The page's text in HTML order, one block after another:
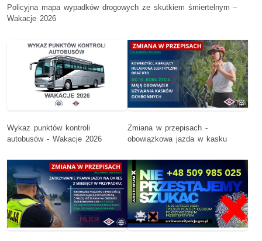
Policyjna mapa wypadków drogowych ze skutkiem śmiertelnym –
Wakacje 2026
Wykaz punktów kontroli
autobusów - Wakacje 2026
Zmiana w przepisach -
obowiązkowa jazda w kasku